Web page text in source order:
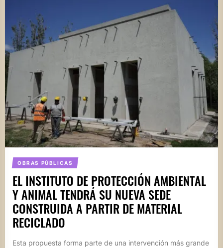
OBRAS PÚBLICAS
EL INSTITUTO DE PROTECCIÓN AMBIENTAL
Y ANIMAL TENDRÁ SU NUEVA SEDE
CONSTRUIDA A PARTIR DE MATERIAL
RECICLADO
Esta propuesta forma parte de una intervención más grande